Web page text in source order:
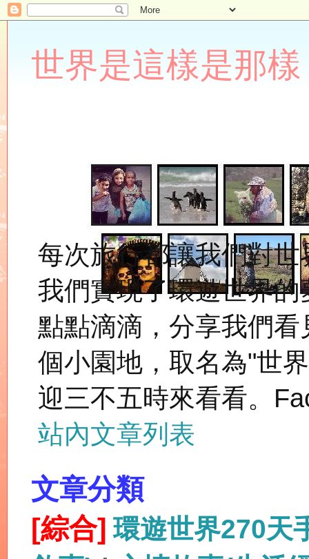
世界是這樣是那樣
每次旅行都讓我們對
我們實現了環遊世界
點點滴滴，分享我們
個小園地，取名為"世
迎三不五時來看看。
站內文章列表
文章分類
[綜合] 環遊世界270天